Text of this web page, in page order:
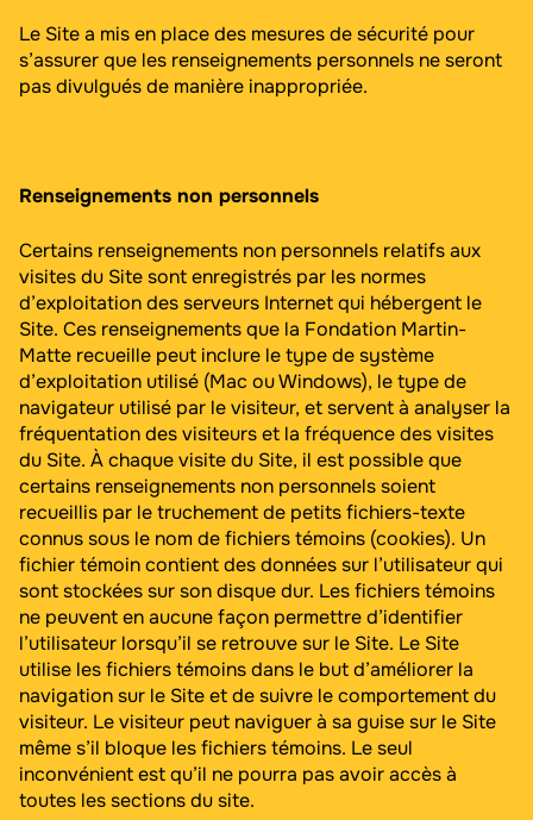
Le Site a mis en place des mesures de sécurité pour
s’assurer que les renseignements personnels ne seront
pas divulgués de manière inappropriée.
Renseignements non personnels
Certains renseignements non personnels relatifs aux
visites du Site sont enregistrés par les normes
d’exploitation des serveurs Internet qui hébergent le
Site. Ces renseignements que la Fondation Martin-
Matte recueille peut inclure le type de système
d’exploitation utilisé (Mac ou Windows), le type de
navigateur utilisé par le visiteur, et servent à analyser la
fréquentation des visiteurs et la fréquence des visites
du Site. À chaque visite du Site, il est possible que
certains renseignements non personnels soient
recueillis par le truchement de petits fichiers-texte
connus sous le nom de fichiers témoins (cookies). Un
fichier témoin contient des données sur l’utilisateur qui
sont stockées sur son disque dur. Les fichiers témoins
ne peuvent en aucune façon permettre d’identifier
l’utilisateur lorsqu’il se retrouve sur le Site. Le Site
utilise les fichiers témoins dans le but d’améliorer la
navigation sur le Site et de suivre le comportement du
visiteur. Le visiteur peut naviguer à sa guise sur le Site
même s’il bloque les fichiers témoins. Le seul
inconvénient est qu’il ne pourra pas avoir accès à
toutes les sections du site.